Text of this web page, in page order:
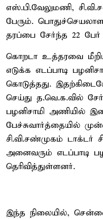
எஸ்.பி.வேலுமணி,
பேரும்.
தரப்பை சேர்ந்த 22 பேர்
கொறடா உத்தரவை
எடுக்க எடப்பாடி
கொடுத்தது.
செய்து த.வெ.க.வில்
பழனிசாமி அணியில்
பேச்சுவார்த்தையில்
சி.வி.சண்முகம் டாக்டர்
அனைவரும் எடப்பாடி
தெரிவித்துள்ளனர்.
இந்த நிலையில்,